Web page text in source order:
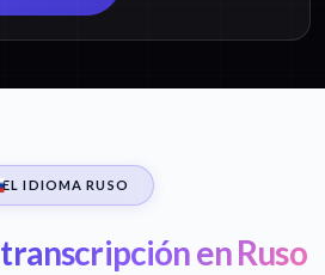
EL IDIOMA RUSO
transcripción en Ruso